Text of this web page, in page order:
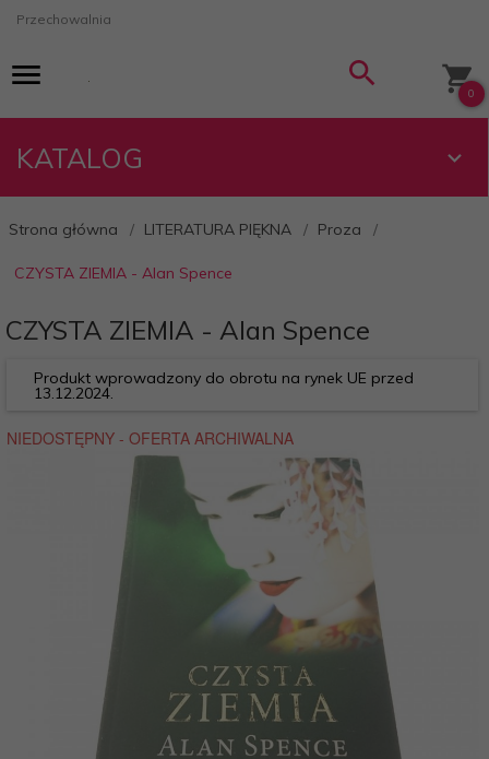
Przechowalnia
0
KATALOG
Strona główna LITERATURA PIĘKNA Proza
CZYSTA ZIEMIA - Alan Spence
CZYSTA ZIEMIA - Alan Spence
Produkt wprowadzony do obrotu na rynek UE przed
13.12.2024.